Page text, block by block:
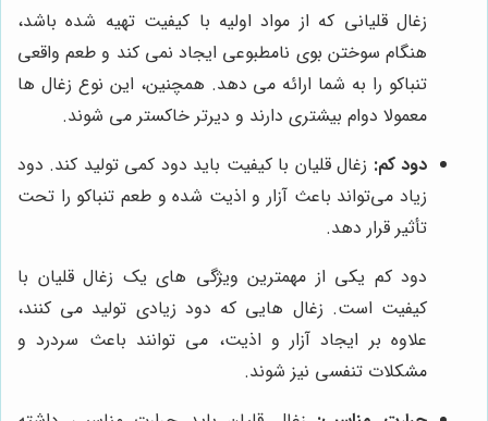
زغال قلیانی که از مواد اولیه با کیفیت تهیه شده باشد،
هنگام سوختن بوی نامطبوعی ایجاد نمی کند و طعم واقعی
تنباکو را به شما ارائه می دهد. همچنین، این نوع زغال ها
معمولا دوام بیشتری دارند و دیرتر خاکستر می شوند.
دود کم: زغال قلیان با کیفیت باید دود کمی تولید کند. دود
زیاد می‌تواند باعث آزار و اذیت شده و طعم تنباکو را تحت
تأثیر قرار دهد.
دود کم یکی از مهمترین ویژگی های یک زغال قلیان با
کیفیت است. زغال هایی که دود زیادی تولید می کنند،
علاوه بر ایجاد آزار و اذیت، می توانند باعث سردرد و
مشکلات تنفسی نیز شوند.